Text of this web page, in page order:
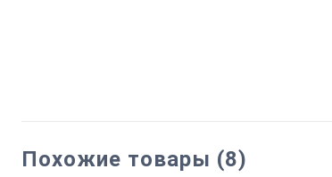
Похожие товары (8)